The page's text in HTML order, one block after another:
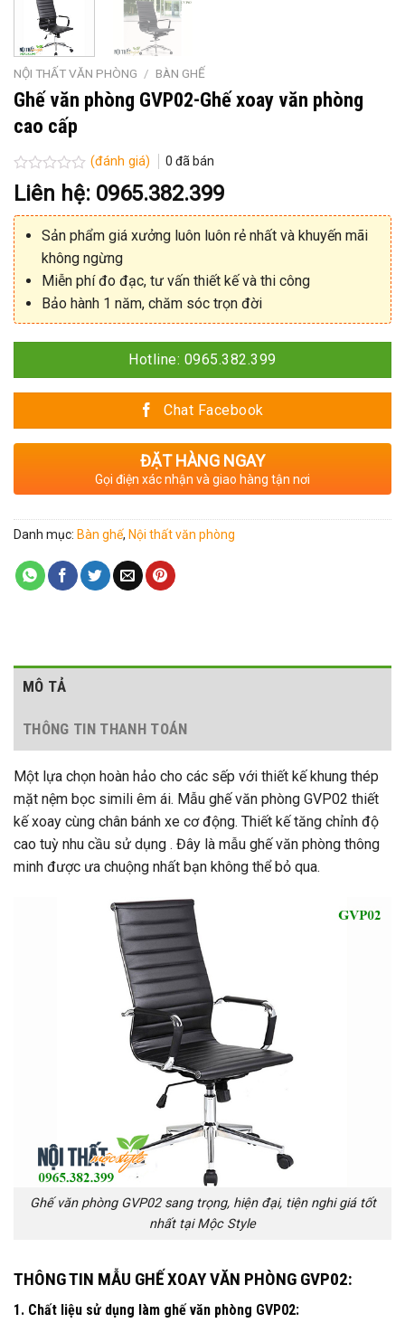
NỘI THẤT VĂN PHÒNG / BÀN GHẾ
Ghế văn phòng GVP02-Ghế xoay văn phòng
cao cấp
Được
xếp
hạng
0
5
sao
(đánh giá) 0 đã bán
Liên hệ: 0965.382.399
Sản phẩm giá xưởng luôn luôn rẻ nhất và khuyến mãi
không ngừng
Miễn phí đo đạc, tư vấn thiết kế và thi công
Bảo hành 1 năm, chăm sóc trọn đời
Hotline: 0965.382.399
Chat Facebook
ĐẶT HÀNG NGAY
Gọi điện xác nhận và giao hàng tận nơi
Danh mục: Bàn ghế, Nội thất văn phòng
MÔ TẢ
THÔNG TIN THANH TOÁN
Một lựa chọn hoàn hảo cho các sếp với thiết kế khung thép
mặt nệm bọc simili êm ái. Mẫu ghế văn phòng GVP02 thiết
kế xoay cùng chân bánh xe cơ động. Thiết kế tăng chỉnh độ
cao tuỳ nhu cầu sử dụng . Đây là mẫu ghế văn phòng thông
minh được ưa chuộng nhất bạn không thể bỏ qua.
Ghế văn phòng GVP02 sang trọng, hiện đại, tiện nghi giá tốt
nhất tại Mộc Style
THÔNG TIN MẪU GHẾ XOAY VĂN PHÒNG GVP02:
1. Chất liệu sử dụng làm ghế văn phòng GVP02: